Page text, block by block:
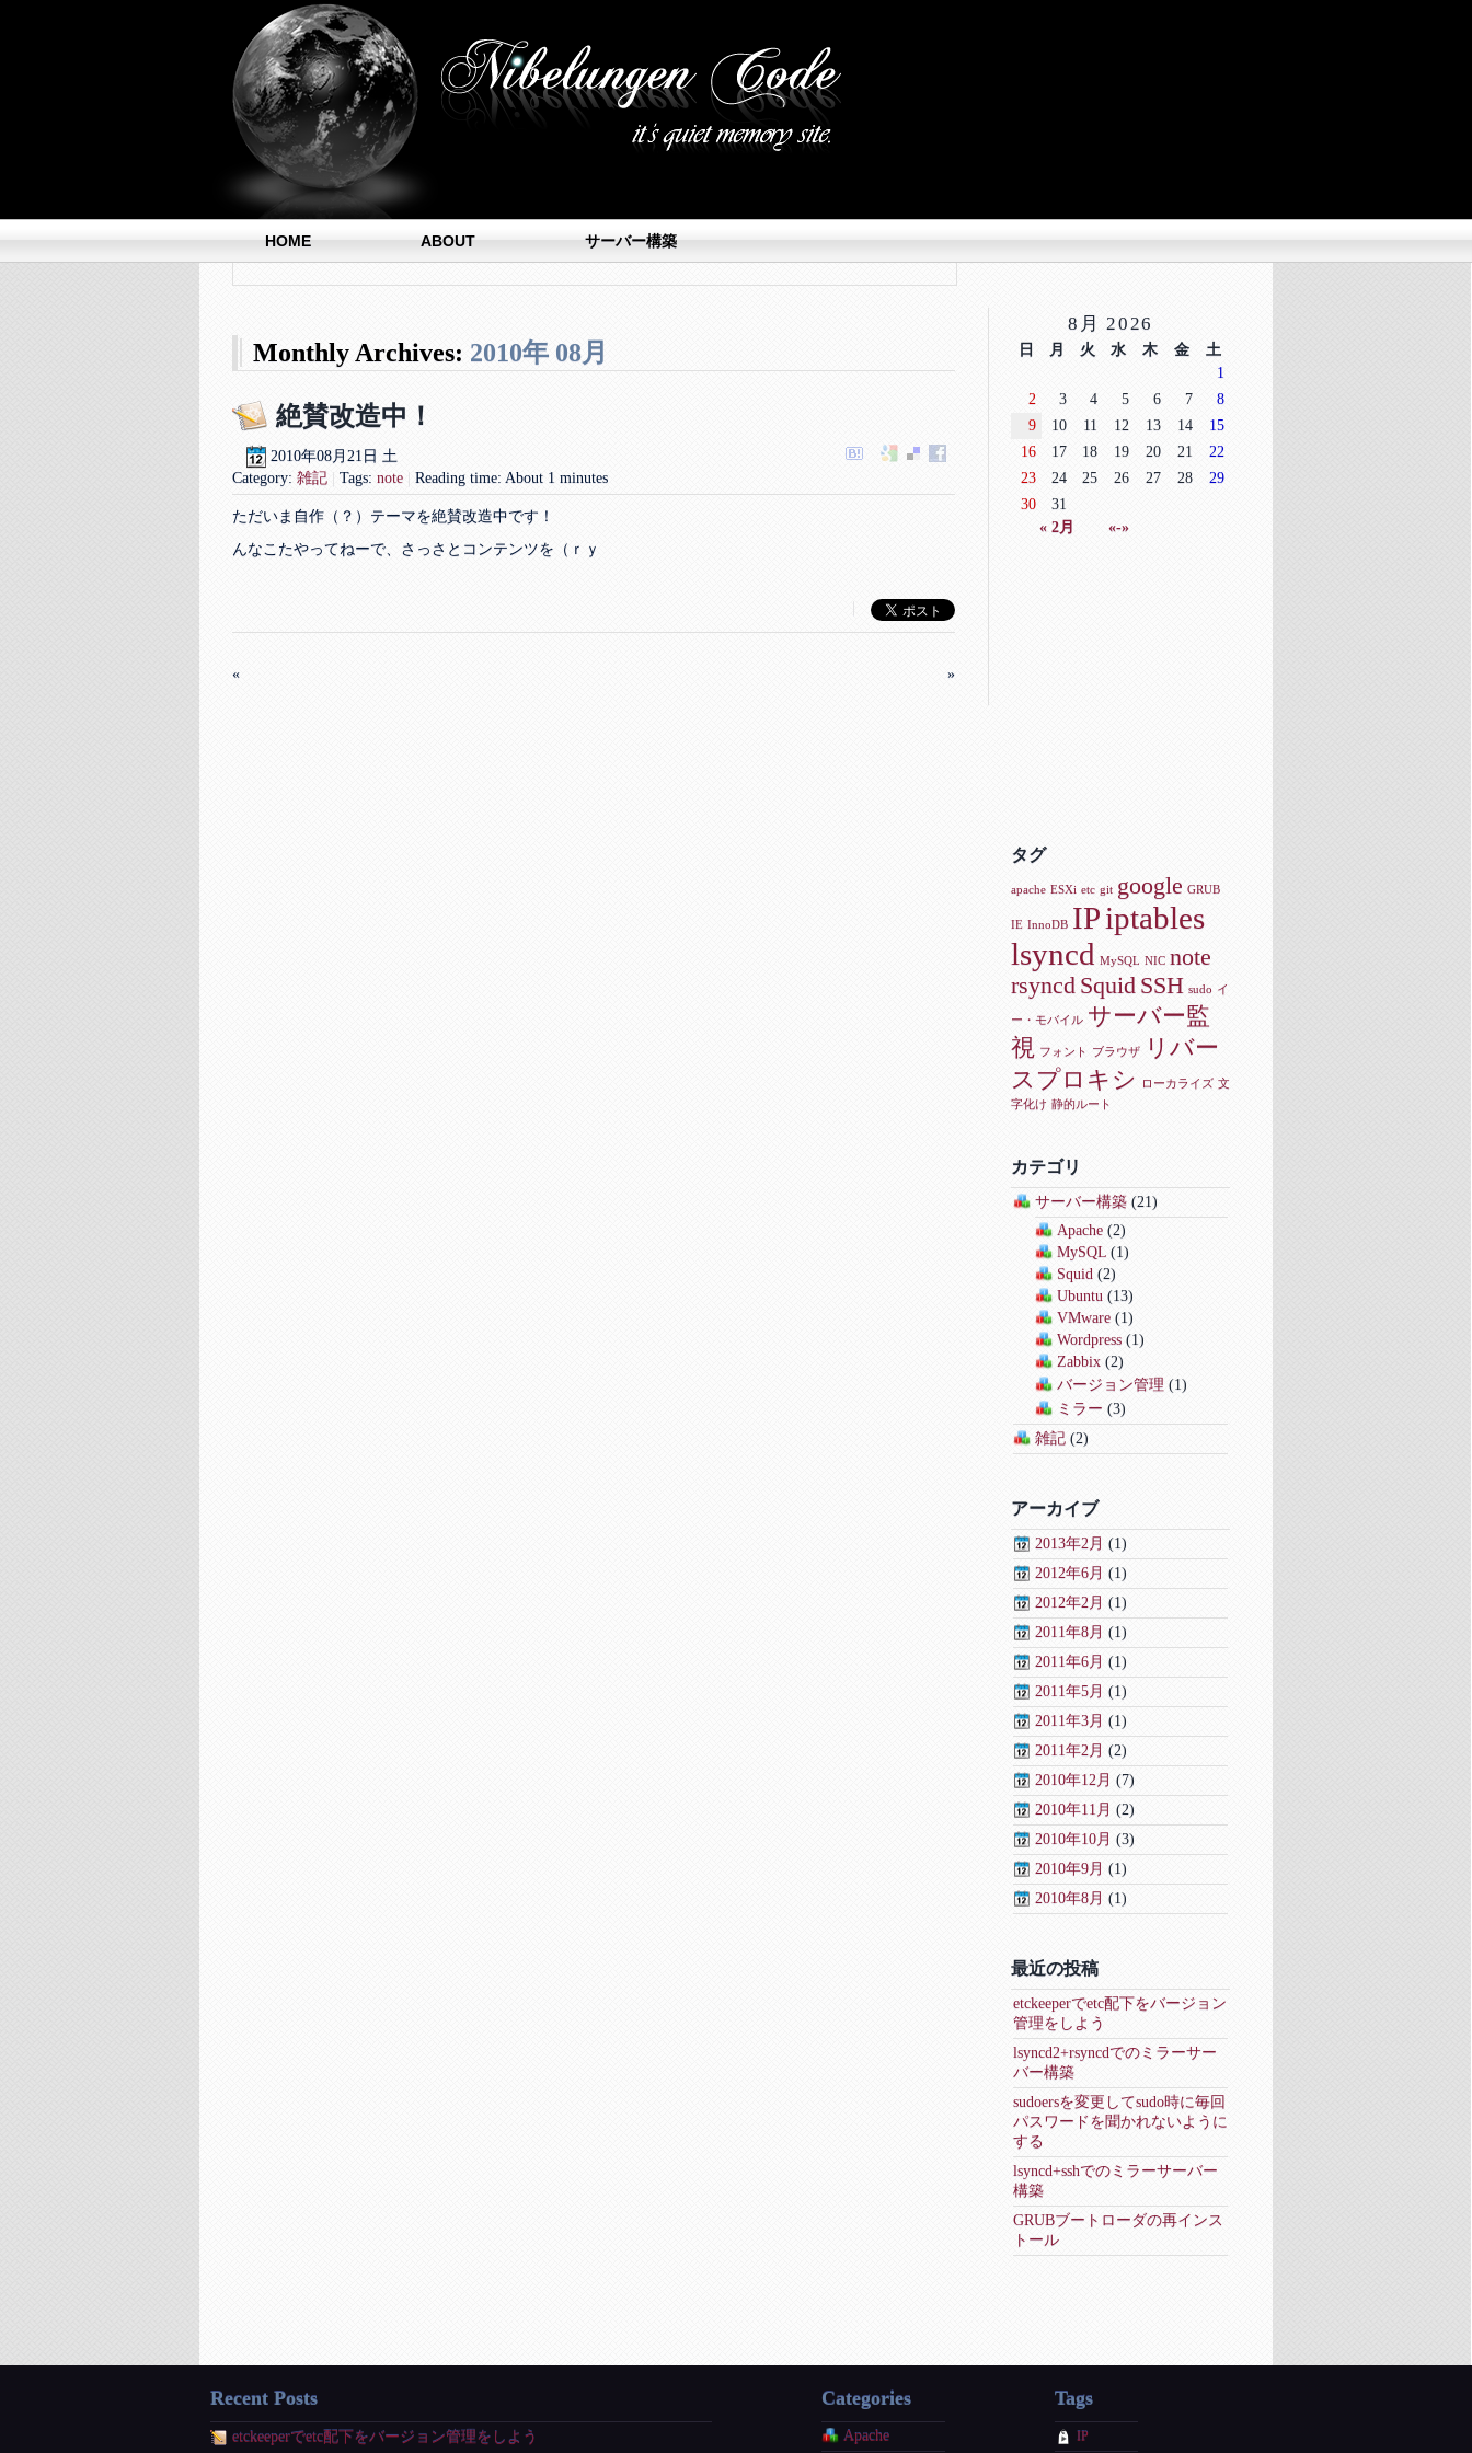
HOME ABOUT サーバー構築
Monthly Archives: 2010年 08月
絶賛改造中！
2010年08月 21日 土
Category: 雑記| Tags: note| Reading time: About 1 minutes
ただいま自作（？）テーマを絶賛改造中です！
んなこたやってねーで、さっさとコンテンツを（ｒｙ
« »
8月 2026
日 月 火 水 木 金 土
« 2月 «-»
1
2
3 4 5 6 7
8
9
10 11 12 13 14
15
16
17 18 19 20 21
22
23
24 25 26 27 28
29
30
31
タグ
apache ESXi etc git google GRUB
IE InnoDB IPiptables
lsyncd MySQL NIC note
rsyncd Squid SSH sudo イ
ー・モバイル サーバー監
視 フォント ブラウザ
リバー
スプロキシ
ローカライズ 文
字化け 静的ルート
カテゴリ
サーバー構築(21)
Apache(2)
MySQL(1)
Squid (2)
Ubuntu (13)
VMware(1)
Wordpress(1)
Zabbix(2)
バージョン管理 (1)
ミラー (3)
雑記(2)
アーカイブ
2013年2月 (1)
2012年6月 (1)
2012年2月 (1)
2011年8月 (1)
2011年6月 (1)
2011年5月 (1)
2011年3月 (1)
2011年2月 (2)
2010年12月 (7)
2010年11月 (2)
2010年10月 (3)
2010年9月 (1)
2010年8月 (1)
最近の投稿
etckeeperでetc配下をバージョン
管理をしよう
lsyncd2+rsyncdでのミラーサー
バー構築
sudoersを変更してsudo時に毎回
パスワードを聞かれないように
する
lsyncd+sshでのミラーサーバー
構築
GRUBブートローダの再インス
トール
Recent Posts
etckeeperでetc配下をバージョン管理をしよう
Categories
Apache
Tags
IP